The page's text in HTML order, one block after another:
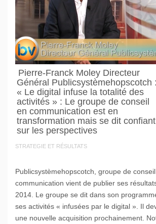
Pierre-Franck Moley Directeur
Général Publicsystèmehopscotch :
« Le digital infuse la totalité des
activités » : Le groupe de conseil
en communication est en
transformation mais se dit confiant
sur les perspectives
STRATEGIE ET RÉSULTATS
Publicsystèmehopscotch, groupe de
communication vient de publier ses
2014. Le groupe se dit dans son
ses activités « infusées par le digital ». Il
une nouvelle acquisition prochainement.